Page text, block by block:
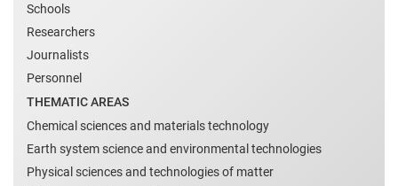
Schools
Researchers
Journalists
Personnel
THEMATIC AREAS
Chemical sciences and materials technology
Earth system science and environmental technologies
Physical sciences and technologies of matter